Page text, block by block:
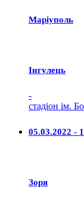
Маріуполь
Iнгулець
-
стадіон ім.
05.03.2022 -
Зоря